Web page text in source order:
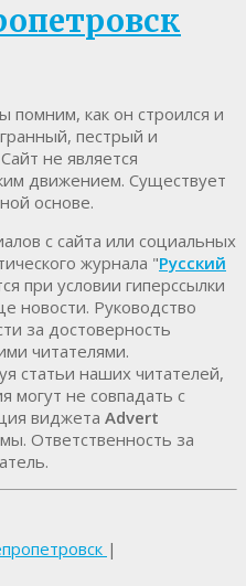
как он строился и
пестрый и
не является
движением. Существует
основе.
c сайта или социальных
журнала "Русский
при условии гиперссылки
новости. Руководство
за достоверность
читателями.
статьи наших читателей,
могут не совпадать с
виджета Advert
Ответственность за
|